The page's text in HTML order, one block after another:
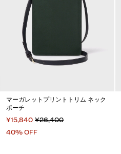
マーガレットプリントトリム ネック
ポーチ
¥15,840 ¥26,400
40% OFF